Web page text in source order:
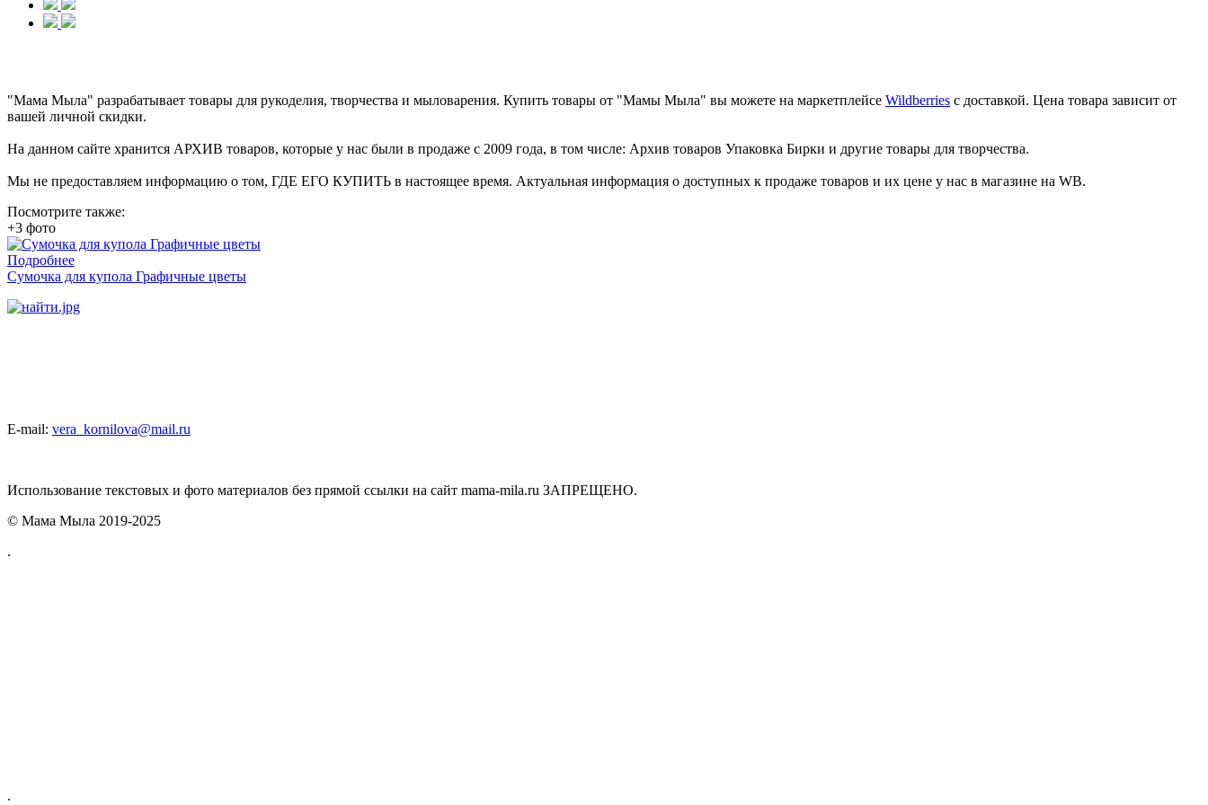
"Мама Мыла" разрабатывает товары для рукоделия, творчества и мыловарения. Купить товары от "Мамы Мыла" вы можете на маркетплейсе Wildberries с доставкой. Цена товара зависит от
вашей личной скидки.
На данном сайте хранится АРХИВ товаров, которые у нас были в продаже с 2009 года, в том числе: Архив товаров Упаковка Бирки и другие товары для творчества.
Мы не предоставляем информацию о том, ГДЕ ЕГО КУПИТЬ в настоящее время. Актуальная информация о доступных к продаже товаров и их цене у нас в магазине на WB.
Посмотрите также:
+3 фото
Подробнее
Сумочка для купола Графичные цветы
E-mail: vera_kornilova@mail.ru
Использование текстовых и фото материалов без прямой ссылки на сайт mama-mila.ru ЗАПРЕЩЕНО.
© Мама Мыла 2019-2025
.
.